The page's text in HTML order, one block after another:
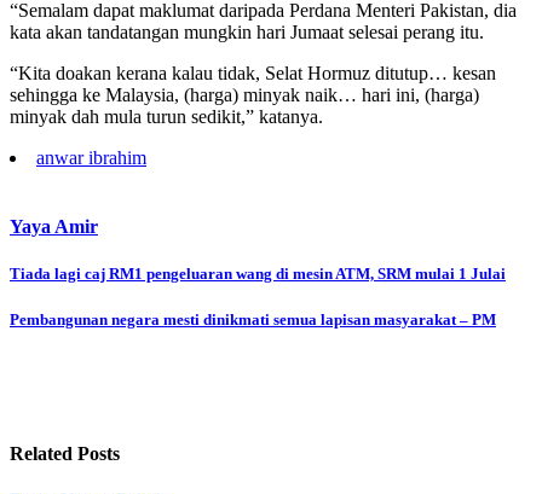
“Semalam dapat maklumat daripada Perdana Menteri Pakistan, dia
kata akan tandatangan mungkin hari Jumaat selesai perang itu.
“Kita doakan kerana kalau tidak, Selat Hormuz ditutup… kesan
sehingga ke Malaysia, (harga) minyak naik… hari ini, (harga)
minyak dah mula turun sedikit,” katanya.
anwar ibrahim
Yaya Amir
Post
navigation
Tiada lagi caj RM1 pengeluaran wang di mesin ATM, SRM mulai 1 Julai
Pembangunan negara mesti dinikmati semua lapisan masyarakat – PM
Related Posts